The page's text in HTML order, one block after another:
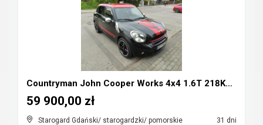
Countryman John Cooper Works 4x4 1.6T 218KM Mozliw...
Starogard Gdański/ starogardzki/ pomorskie 31 dni
59 900,00 zł